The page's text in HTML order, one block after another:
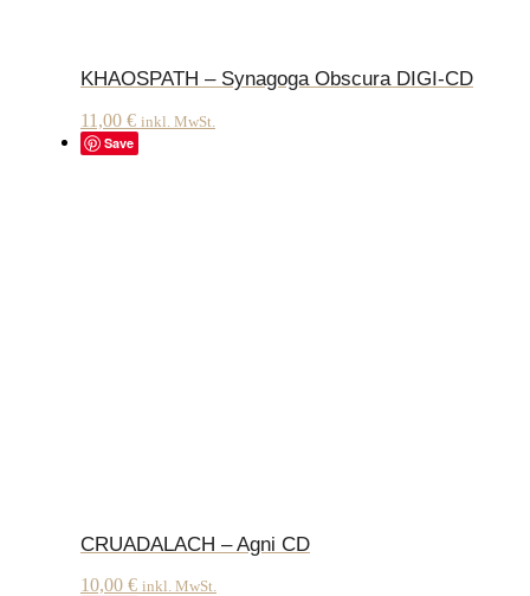
KHAOSPATH – Synagoga Obscura DIGI-CD
11,00 € inkl. MwSt.
Save
CRUADALACH – Agni CD
10,00 € inkl. MwSt.